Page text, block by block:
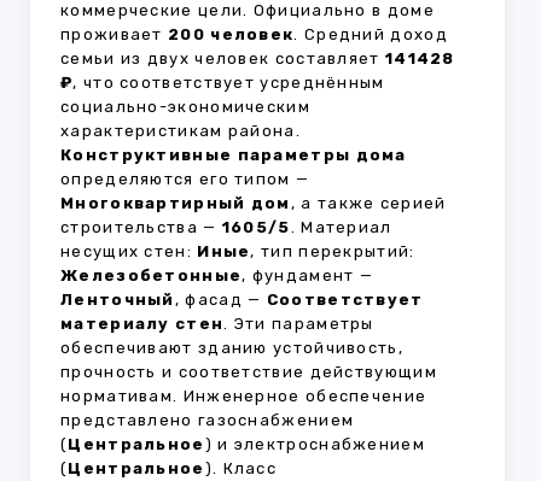
коммерческие цели. Официально в доме
проживает 200 человек. Средний доход
семьи из двух человек составляет 141428
₽, что соответствует усреднённым
социально-экономическим
характеристикам района.
Конструктивные параметры дома
определяются его типом —
Многоквартирный дом , а также серией
строительства — 1605/5. Материал
несущих стен: Иные, тип перекрытий:
Железобетонные, фундамент —
Ленточный , фасад — Соответствует
материалу стен. Эти параметры
обеспечивают зданию устойчивость,
прочность и соответствие действующим
нормативам. Инженерное обеспечение
представлено газоснабжением
(Центральное ) и электроснабжением
(Центральное ). Класс